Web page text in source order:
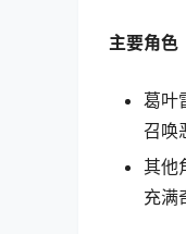
主要角色
葛叶
召唤
其他
充满